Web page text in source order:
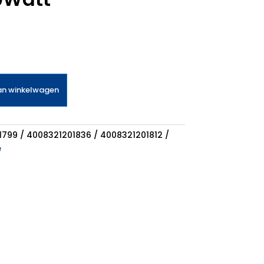
winkelwagen
/ 4008321201836 / 4008321201812